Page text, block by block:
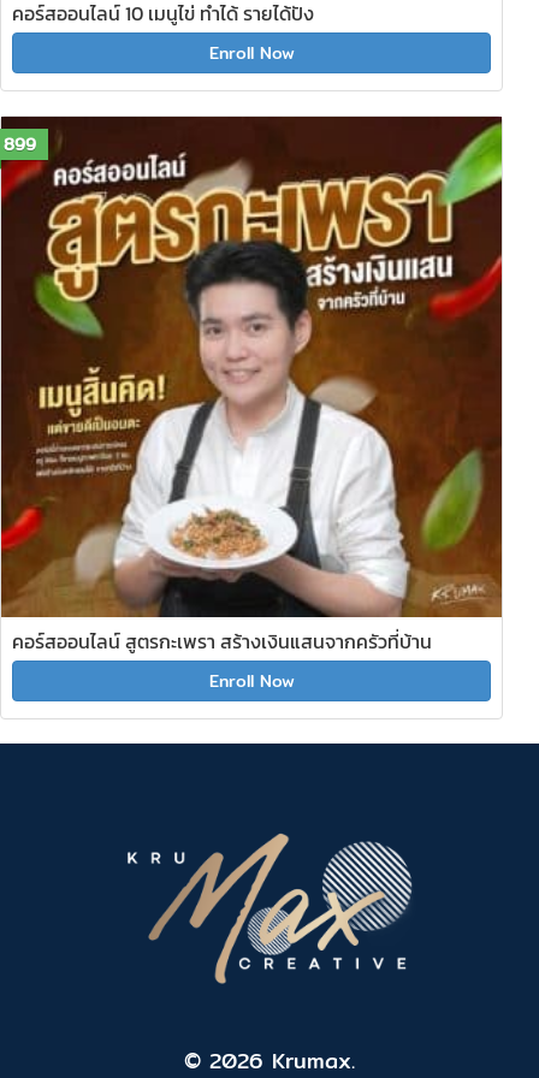
คอร์สออนไลน์ 10 เมนูไข่ ทำได้ รายได้ปัง
Enroll Now
899
คอร์สออนไลน์ สูตรกะเพรา สร้างเงินแสนจากครัวที่บ้าน
Enroll Now
© 2026 Krumax.